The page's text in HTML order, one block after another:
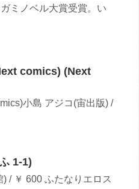
ミノベル大賞受賞。い
comics) (Next
小島 アジコ(宙出版) /
1-1)
/ ￥ 600 ふたなりエロス